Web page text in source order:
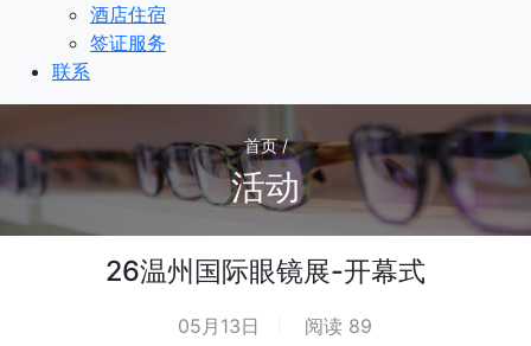
酒店住宿
签证服务
联系
首页 /
活动
26温州国际眼镜展-开幕式
05月13日 阅读 89